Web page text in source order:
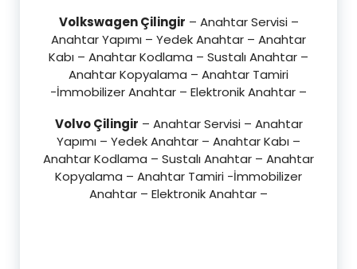
Volkswagen Çilingir – Anahtar Servisi –
Anahtar Yapımı – Yedek Anahtar – Anahtar
Kabı – Anahtar Kodlama – Sustalı Anahtar –
Anahtar Kopyalama – Anahtar Tamiri
-İmmobilizer Anahtar – Elektronik Anahtar –
Volvo Çilingir – Anahtar Servisi – Anahtar
Yapımı – Yedek Anahtar – Anahtar Kabı –
Anahtar Kodlama – Sustalı Anahtar – Anahtar
Kopyalama – Anahtar Tamiri -İmmobilizer
Anahtar – Elektronik Anahtar –